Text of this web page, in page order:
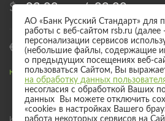
$ 83,00 / 89,00
€ 95,00 / 101,00
Курс валют для безналичного обмена
Информация о процентных ставках по
АО «Банк Русский Стандарт» для
работы с веб-сайтом rsb.ru
персонализации сервисов
(небольшие файлы, содержащие
о предыдущих посещениях веб-
пользоваться Сайтом, Вы
на обработку данных
несогласия с обработкой Ваших
данных Вы можете отключить
«cookie» в настройках Вашего
работа некоторых сервисов на